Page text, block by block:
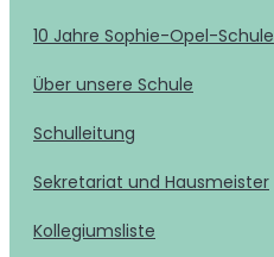
10 Jahre Sophie-Opel-Schule
Über unsere Schule
Schulleitung
Sekretariat und Hausmeister
Kollegiumsliste